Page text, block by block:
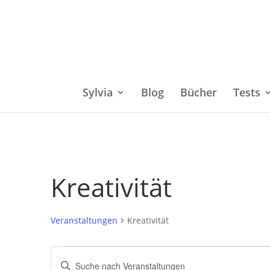
Sylvia Blog Bücher Tests
Kreativität
Veranstaltungen Kreativität
Veranstaltungen
Bitte